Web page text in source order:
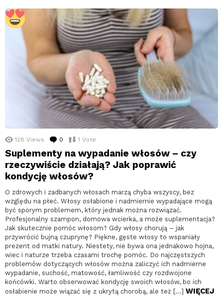
128 Views 0 komentarzy
1 Vote
Suplementy na wypadanie włosów – czy
rzeczywiście działają? Jak poprawić
kondycję włosów?
O zdrowych i zadbanych włosach marzą chyba wszyscy, bez
względu na płeć. Włosy osłabione i nadmiernie wypadające mogą
być sporym problemem, który jednak można rozwiązać.
Profesjonalny szampon, domowa wcierka, a może suplementacja?
Jak skutecznie pomóc włosom? Gdy włosy chorują – jak
przywrócić bujną czuprynę? Piękne, gęste włosy to wspaniały
prezent od matki natury. Niestety, nie bywa ona jednakowo hojna,
wiec i naturze trzeba czasami trochę pomóc. Do najczęstszych
problemów dotyczących włosów można zaliczyć ich nadmierne
wypadanie, suchość, matowość, łamliwość czy rozdwojone
końcówki. Warto obserwować kondycję swoich włosów, bo ich
osłabienie może wiązać się z ukrytą chorobą, ale też […] WIĘCEJ